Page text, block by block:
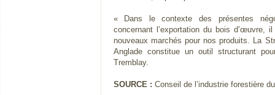
« Dans le contexte des présentes
concernant l’exportation du bois d’œuvre,
nouveaux marchés pour nos produits. La
Anglade constitue un outil structurant
Tremblay.
SOURCE : Conseil de l’industrie forestière